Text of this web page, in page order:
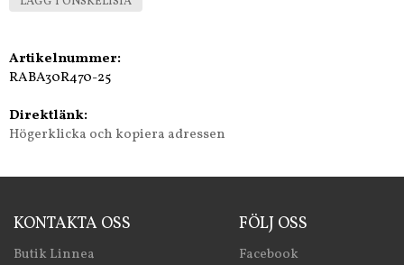
Artikelnummer:
RABA30R470-25
Direktlänk:
Högerklicka och kopiera adressen
KONTAKTA OSS
Butik Linnea
FÖLJ OSS
Facebook